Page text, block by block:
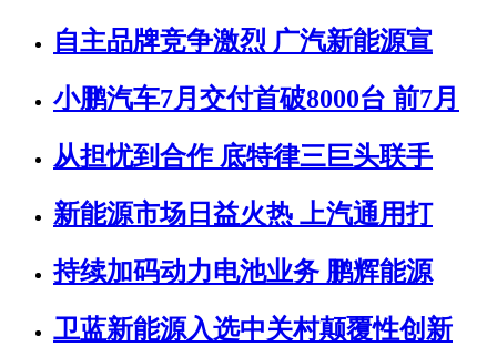
自主品牌竞争激烈 广汽新能源宣
小鹏汽车7月交付首破8000台 前7月
从担忧到合作 底特律三巨头联手
新能源市场日益火热 上汽通用打
持续加码动力电池业务 鹏辉能源
卫蓝新能源入选中关村颠覆性创新